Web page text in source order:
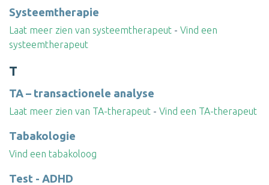
Systeemtherapie
Laat meer zien van systeemtherapeut - Vind een
systeemtherapeut
T
TA – transactionele analyse
Laat meer zien van TA-therapeut - Vind een TA-therapeut
Tabakologie
Vind een tabakoloog
Test - ADHD